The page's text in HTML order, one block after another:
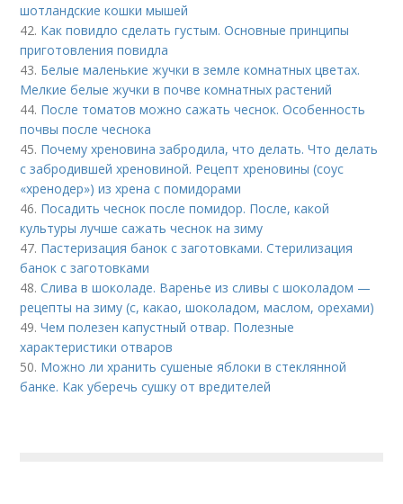
шотландские кошки мышей
42. Как повидло сделать густым. Основные принципы
приготовления повидла
43. Белые маленькие жучки в земле комнатных цветах.
Мелкие белые жучки в почве комнатных растений
44. После томатов можно сажать чеснок. Особенность
почвы после чеснока
45. Почему хреновина забродила, что делать. Что делать
с забродившей хреновиной. Рецепт хреновины (соус
«хренодер») из хрена с помидорами
46. Посадить чеснок после помидор. После, какой
культуры лучше сажать чеснок на зиму
47. Пастеризация банок с заготовками. Стерилизация
банок с заготовками
48.Слива в шоколаде. Варенье из сливы с шоколадом —
рецепты на зиму (с, какао, шоколадом, маслом, орехами)
49.Чем полезен капустный отвар. Полезные
характеристики отваров
50. Можно ли хранить сушеные яблоки в стеклянной
банке. Как уберечь сушку от вредителей